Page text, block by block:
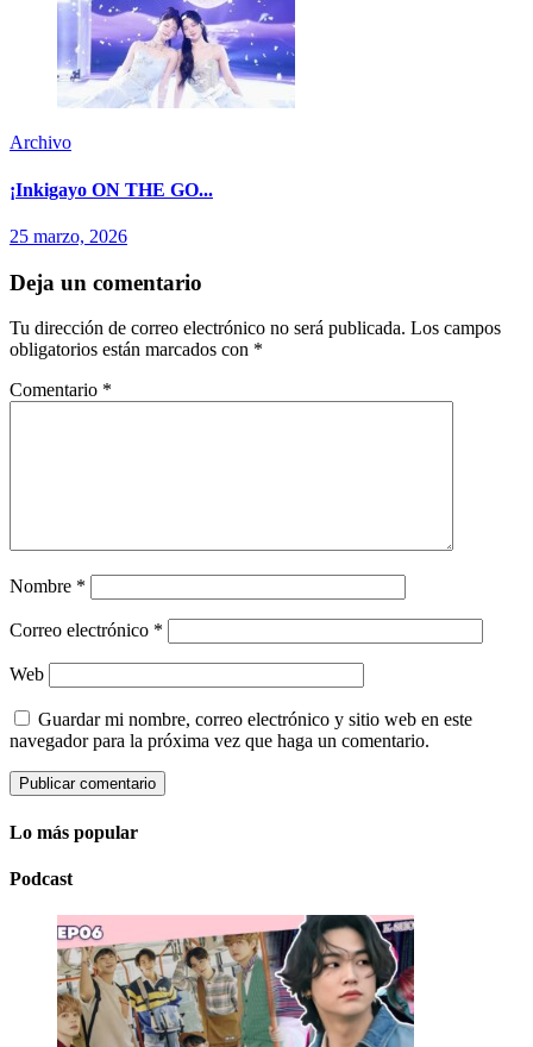
Archivo
¡Inkigayo ON THE GO...
25 marzo, 2026
Deja un comentario
Tu dirección de correo electrónico no será publicada. Los campos
obligatorios están marcados con *
Comentario *
Nombre *
Correo electrónico *
Web
Guardar mi nombre, correo electrónico y sitio web en este
navegador para la próxima vez que haga un comentario.
Lo más popular
Podcast